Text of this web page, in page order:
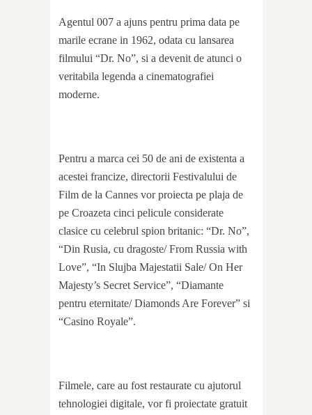
Agentul 007 a ajuns pentru prima data pe
marile ecrane in 1962, odata cu lansarea
filmului “Dr. No”, si a devenit de atunci o
veritabila legenda a cinematografiei
moderne.
Pentru a marca cei 50 de ani de existenta a
acestei francize, directorii Festivalului de
Film de la Cannes vor proiecta pe plaja de
pe Croazeta cinci pelicule considerate
clasice cu celebrul spion britanic: “Dr. No”,
“Din Rusia, cu dragoste/ From Russia with
Love”, “In Slujba Majestatii Sale/ On Her
Majesty’s Secret Service”, “Diamante
pentru eternitate/ Diamonds Are Forever” si
“Casino Royale”.
Filmele, care au fost restaurate cu ajutorul
tehnologiei digitale, vor fi proiectate gratuit